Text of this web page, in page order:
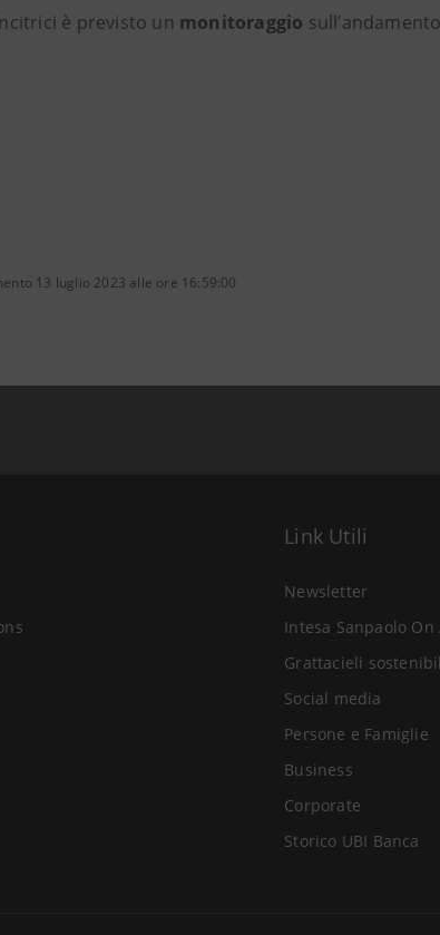
è previsto un monitoraggio
13 luglio 2023 alle ore 16:59:00
Link Utili
Newsletter
Intesa Sanpaolo On
Grattacieli
Social media
Persone e Famiglie
Business
Corporate
Storico UBI Banca